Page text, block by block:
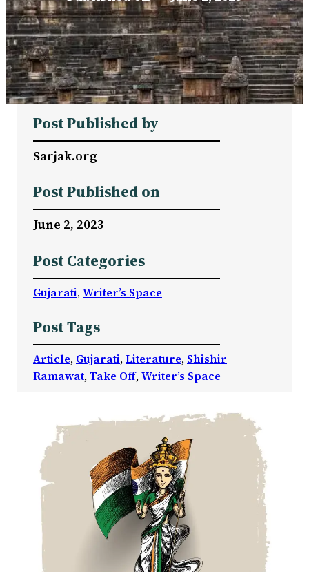
Post Published by
Sarjak.org
Post Published on
June 2, 2023
Post Categories
Gujarati, Writer’s Space
Post Tags
Article, Gujarati, Literature, Shishir
Ramawat, Take Off, Writer’s Space